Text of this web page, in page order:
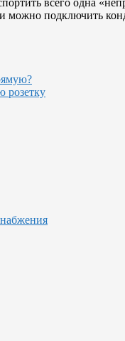
всего одна
подключить
розетку